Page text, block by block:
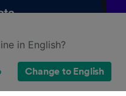
in English?
Change to English